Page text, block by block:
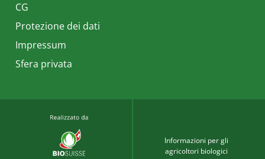
CG
Protezione dei dati
Impressum
Sfera privata
Informazioni per gli
agricoltori biologici